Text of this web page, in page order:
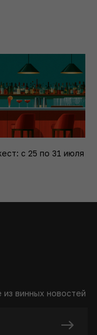
с 25 по 31 июля
винных новостей